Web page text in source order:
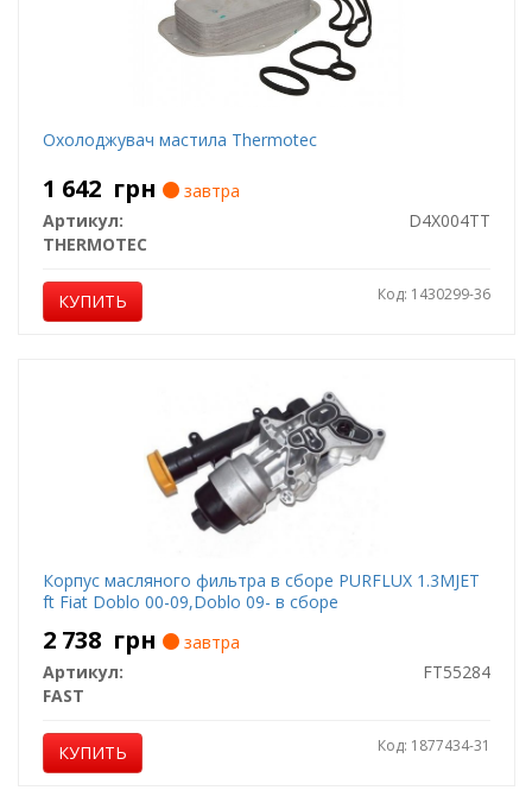
Охолоджувач мастила Thermotec
1 642 грн
завтра
Артикул:
D4X004TT
THERMOTEC
КУПИТЬ Код: 1430299-36
Корпус масляного фильтра в сборе PURFLUX 1.3MJET
ft Fiat Doblo 00-09,Doblo 09- в сборе
2 738 грн
завтра
Артикул:
FT55284
FAST
КУПИТЬ Код: 1877434-31